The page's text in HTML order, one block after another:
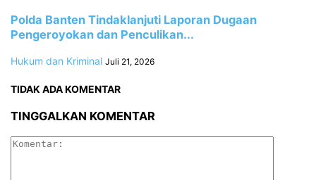
Polda Banten Tindaklanjuti Laporan Dugaan
Pengeroyokan dan Penculikan...
Hukum dan Kriminal Juli 21, 2026
TIDAK ADA KOMENTAR
TINGGALKAN KOMENTAR